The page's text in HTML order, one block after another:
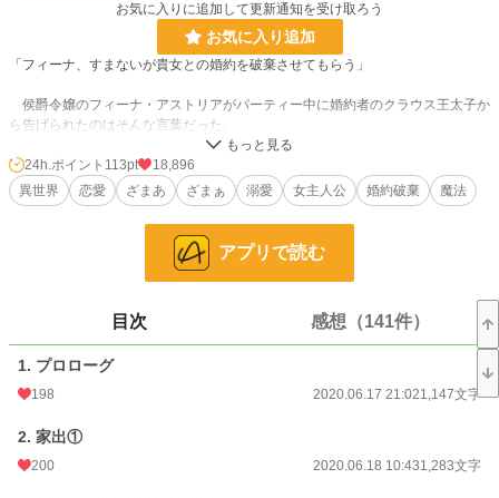
お気に入りに追加して更新通知を受け取ろう
お気に入り追加
「フィーナ、すまないが貴女との婚約を破棄させてもらう」
侯爵令嬢のフィーナ・アストリアがパーティー中に婚約者のクラウス王太子か
ら告げられたのはそんな言葉だった。
その王太子は隣に寄り添う公爵令嬢に愛おしげな視線を向けていて、フィーナ
が捨てられたのは明らかだった。
フィーナは失意してパーティー会場から逃げるように抜け出す。
そして、婚約破棄されてしまった自分のせいで家族に迷惑がかからないように
侯爵家当主の父に勘当するようにお願いした。
そうして身分を捨てたフィーナは生活費を稼ぐために魔法技術が発達していな
い隣国に渡ろうとするも、道中で魔物に襲われて意識を失ってしまう。
死にたくないと思いながら目を開けると、若い男に助け出されていて……
※小説家になろう様・カクヨム様でも公開しております。
24h.ポイント 113pt
18,896
異世界
恋愛 ざまあ ざまぁ 溺愛 女主人公 婚約破棄 魔法
アプリで読む
目次 感想（141件）
1. プロローグ
198 2020.06.17 21:021,147文字
2. 家出①
200 2020.06.18 10:431,283文字